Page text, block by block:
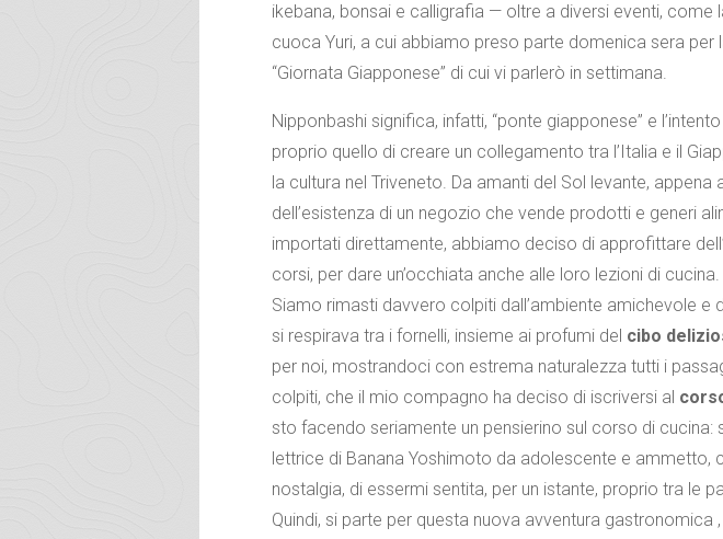
ikebana, bonsai e calligrafia — oltre a diversi eventi, come
cuoca Yuri, a cui abbiamo preso parte domenica sera per
“Giornata Giapponese” di cui vi parlerò in settimana.
Nipponbashi significa, infatti, “ponte giapponese” e
proprio quello di creare un collegamento tra l’Italia e il
la cultura nel Triveneto. Da amanti del Sol levante,
dell’esistenza di un negozio che vende prodotti e generi
importati direttamente, abbiamo deciso di approfittare
corsi, per dare un’occhiata anche alle loro lezioni di cucina.
Siamo rimasti davvero colpiti dall’ambiente amichevole e
si respirava tra i fornelli, insieme ai profumi del cibo
per noi, mostrandoci con estrema naturalezza tutti i
colpiti, che il mio compagno ha deciso di iscriversi al
sto facendo seriamente un pensierino sul corso di cucina:
lettrice di Banana Yoshimoto da adolescente e ammetto,
nostalgia, di essermi sentita, per un istante, proprio tra le
Quindi, si parte per questa nuova avventura gastronomica